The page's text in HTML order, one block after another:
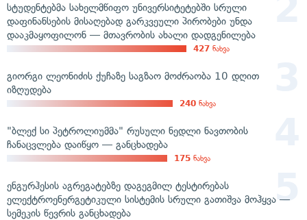
სტუდენტებმა სახელმწიფო უნივერსიტეტებში სრული
დაფინანსების მისაღებად გარკვეული პირობები უნდა
დააკმაყოფილონ — მთავრობის ახალი დადგენილება
427 ნახვა
გიორგი ლეონიძის ქუჩაზე საგზაო მოძრაობა 10 დღით
იზღუდება
240 ნახვა
"ბლექ სი პეტროლიუმმა" რუსული ნედლი ნავთობის
ჩანაცვლება დაიწყო — განცხადება
175 ნახვა
ენგურჰესის აგრეგატებზე დაგეგმილ ტესტირებას
ელექტროენერგეტიკული სისტემის სრული გათიშვა მოჰყვა —
სემეკის წევრის განცხადება